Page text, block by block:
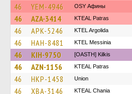
46 YEM-4946 OSY Афины
46 AZA-3414 KTEAL Patras
46 APK-5246 KTEL Argolida
46 HAH-8481 KTEL Messinia
46 KIH-9750 [OASTH] Kilkis
46 AZN-1156 KTEAL Patras
46 HKP-1458 Union
46 XBA-3146 KTEAL Chania